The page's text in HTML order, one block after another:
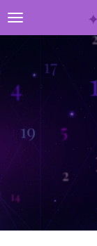
Ga
direct
hoofdinhoud
✦